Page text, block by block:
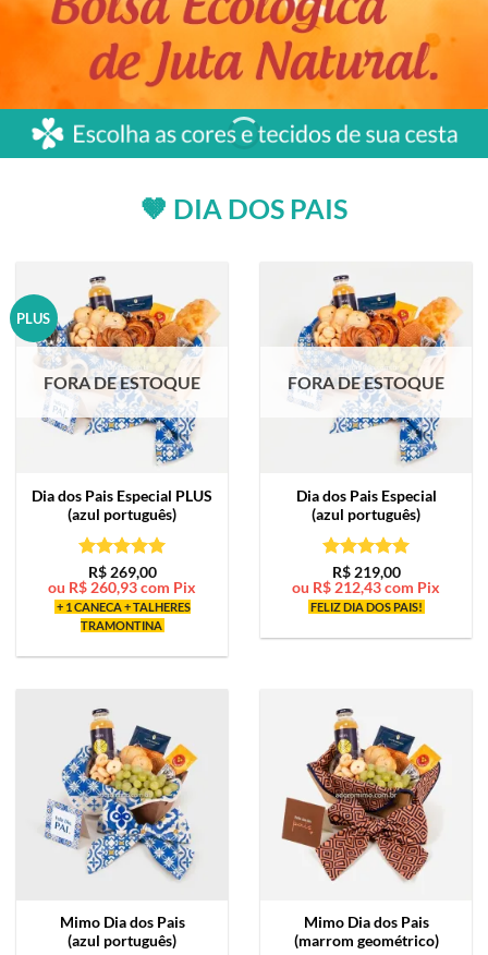
🤎 DIA DOS PAIS
PLUS
FORA DE ESTOQUE
Dia dos Pais Especial PLUS
(azul português)
Avaliação5
de 5
R$269,00
ou R$260,93com Pix
+ 1 CANECA + TALHERES
TRAMONTINA
FORA DE ESTOQUE
Dia dos Pais Especial
(azul português)
Avaliação5
de 5
R$219,00
ou R$212,43com Pix
FELIZ DIA DOS PAIS!
Mimo Dia dos Pais
(azul português)
Mimo Dia dos Pais
(marrom geométrico)